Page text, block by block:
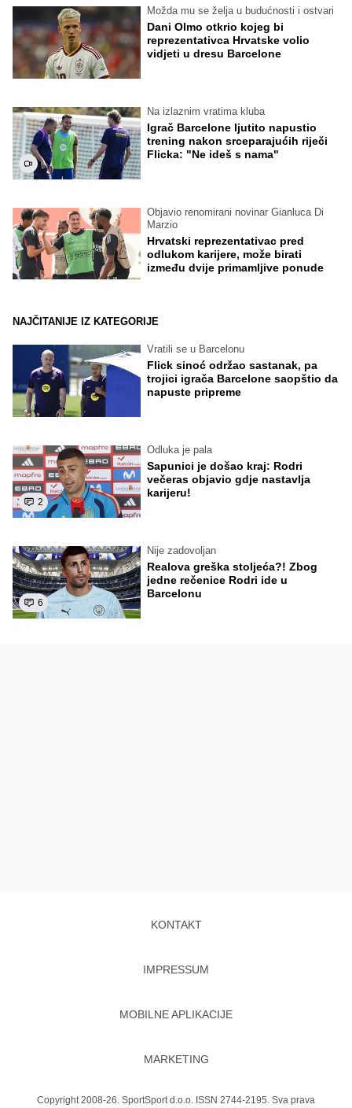
Možda mu se želja u budućnosti i ostvari
Dani Olmo otkrio kojeg bi
reprezentativca Hrvatske volio
vidjeti u dresu Barcelone
Na izlaznim vratima kluba
Igrač Barcelone ljutito napustio
trening nakon srceparajućih riječi
Flicka: "Ne ideš s nama"
Objavio renomirani novinar Gianluca Di
Marzio
Hrvatski reprezentativac pred
odlukom karijere, može birati
između dvije primamljive ponude
NAJČITANIJE IZ KATEGORIJE
Vratili se u Barcelonu
Flick sinoć održao sastanak, pa
trojici igrača Barcelone saopštio da
napuste pripreme
2
Odluka je pala
Sapunici je došao kraj: Rodri
večeras objavio gdje nastavlja
karijeru!
6
Nije zadovoljan
Realova greška stoljeća?! Zbog
jedne rečenice Rodri ide u
Barcelonu
KONTAKT
IMPRESSUM
MOBILNE APLIKACIJE
MARKETING
Copyright 2008-26. SportSport d.o.o. ISSN 2744-2195. Sva prava